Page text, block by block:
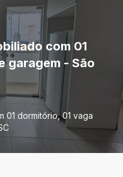
com 01
garagem - São
01 dormitório, 01 vaga